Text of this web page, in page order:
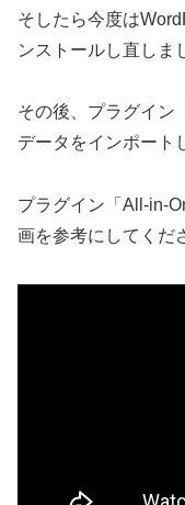
そしたら今度は
ンストールし直しま
その後、プラグイン
データをインポート
プラグイン「All-in-
画を参考にしてくだ